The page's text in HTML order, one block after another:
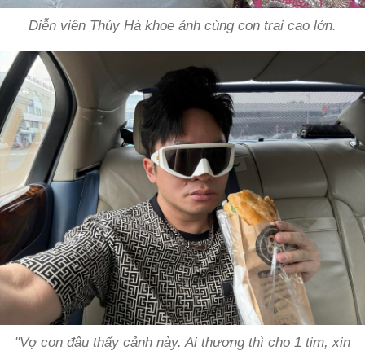
Diễn viên Thúy Hà khoe ảnh cùng con trai cao lớn.
"Vợ con đâu thấy cảnh này. Ai thương thì cho 1 tim, xin